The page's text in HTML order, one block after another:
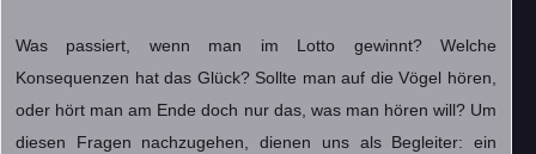
Was passiert, wenn man im Lotto gewinnt? Welche
Konsequenzen hat das Glück? Sollte man auf die Vögel hören,
oder hört man am Ende doch nur das, was man hören will? Um
diesen Fragen nachzugehen, dienen uns als Begleiter: ein